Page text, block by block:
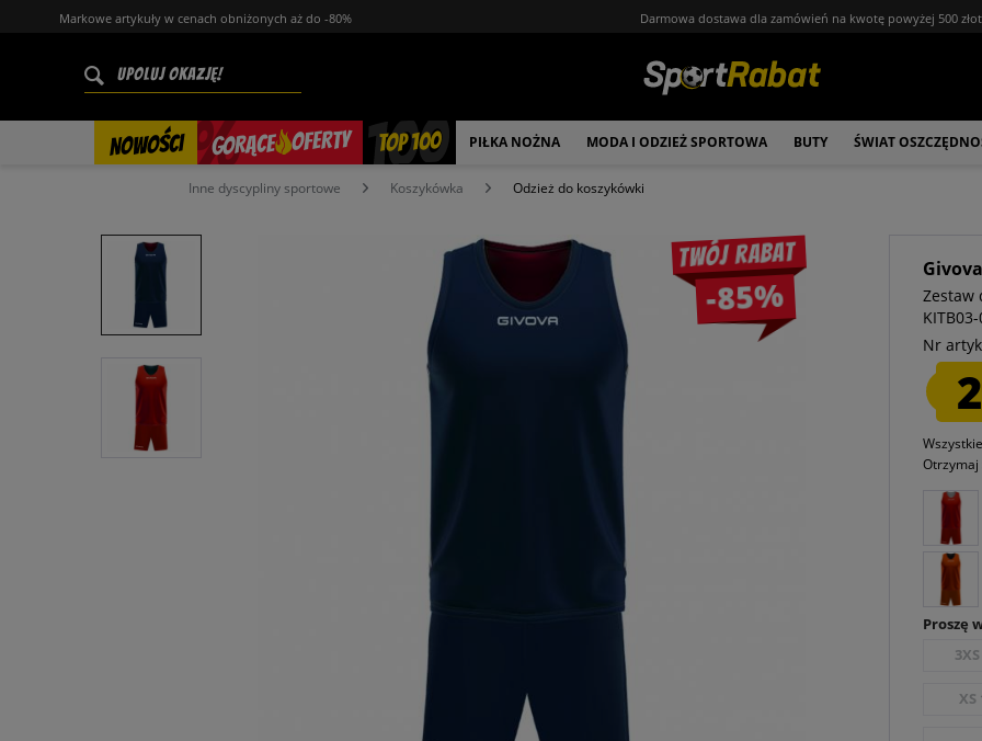
Markowe artykuły w cenach obniżonych aż do -80% Darmowa dostawa dla zamówień na kwotę powyżej 500
NOWOŚCI GORĄCE OFERTY
% TOP 100 PIŁKA NOŻNA MODA I ODZIEŻ SPORTOWA BUTY ŚWIAT
Inne dyscypliny sportowe Koszykówka Odzież do koszykówki
Twój rabat
-85%
Givova
Zestaw
Nr
Otrzymaj
Proszę
XS